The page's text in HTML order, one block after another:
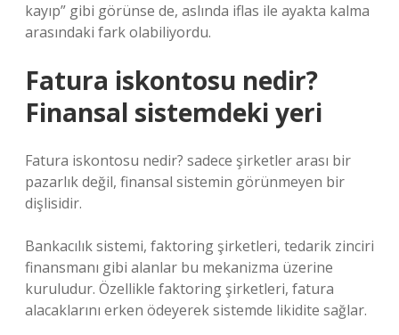
kayıp” gibi görünse de, aslında iflas ile ayakta kalma
arasındaki fark olabiliyordu.
Fatura iskontosu nedir?
Finansal sistemdeki yeri
Fatura iskontosu nedir? sadece şirketler arası bir
pazarlık değil, finansal sistemin görünmeyen bir
dişlisidir.
Bankacılık sistemi, faktoring şirketleri, tedarik zinciri
finansmanı gibi alanlar bu mekanizma üzerine
kuruludur. Özellikle faktoring şirketleri, fatura
alacaklarını erken ödeyerek sistemde likidite sağlar.